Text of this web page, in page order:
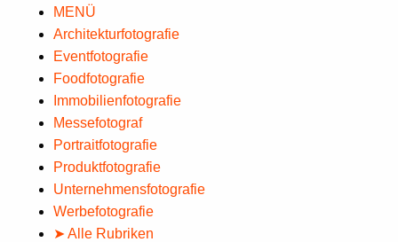
MENÜ
Architekturfotografie
Eventfotografie
Foodfotografie
Immobilienfotografie
Messefotograf
Portraitfotografie
Produktfotografie
Unternehmensfotografie
Werbefotografie
➤ Alle Rubriken